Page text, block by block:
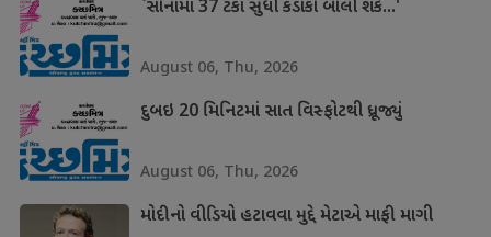
`સોનાંમાં 37 ટકા સુધી કડાકો બોલી શકે...'
August 06, Thu, 2026
દુબઇ 20 મિનિટમાં સાત વિસ્ફોટથી ધ્રૂજ્યું
August 06, Thu, 2026
મોદીનો વીડિયો હટાવવા મુદ્દે મેટાએ માફી માગી